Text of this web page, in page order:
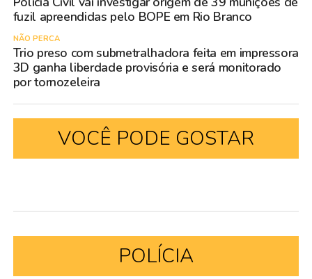
fuzil apreendidas pelo BOPE em Rio Branco
NÃO PERCA
Trio preso com submetralhadora feita em impressora
3D ganha liberdade provisória e será monitorado
por tornozeleira
VOCÊ PODE GOSTAR
POLÍCIA